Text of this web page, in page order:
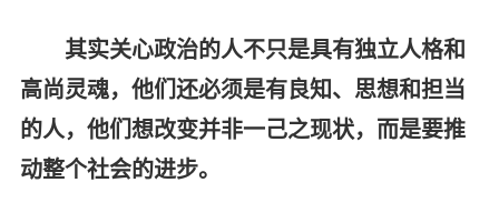
其实关心政治的人不只是具有独立人格和
高尚灵魂，他们还必须是有良知、思想和担当
的人，他们想改变并非一己之现状，而是要推
动整个社会的进步。